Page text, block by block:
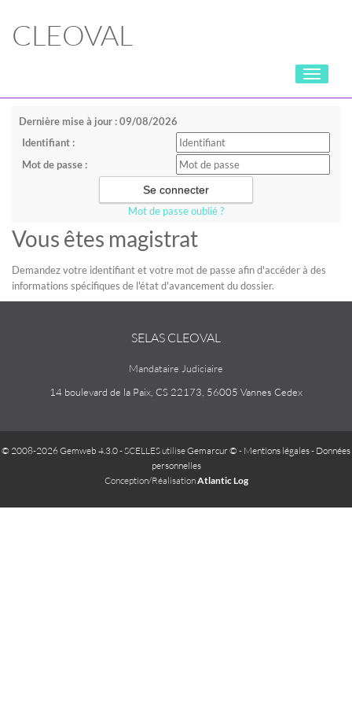
CLEOVAL
Toggle
Dernière mise à jour : 09/08/2026
Identifiant :
Mot de passe :
Mot de passe oublié ?
Vous êtes magistrat
Demandez votre identifiant et votre mot de passe afin d'accéder à des
informations spécifiques de l'état d'avancement du dossier.
SELAS CLEOVAL
Mandataire Judiciaire
14 boulevard de la Paix, CS 22173, 56005 Vannes Cedex
© 2008-2026 Gemweb 4.3.0- SCELLES utiliseGemarcur © - Mentions légales- Données
personnelles
Conception/RéalisationAtlantic Log